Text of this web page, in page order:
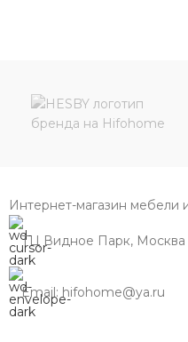
Интернет-магазин мебели
ТЦ Видное Парк, Москва
Email: hifohome@ya.ru